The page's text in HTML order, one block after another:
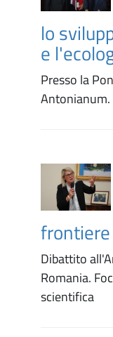
lo
e
Presso la
Antonianum.
Dibattito
Romania.
scientifica